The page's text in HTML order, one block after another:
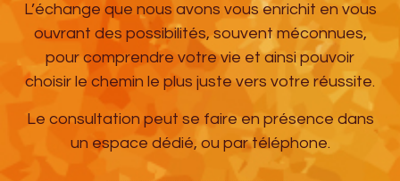
L’échange que nous avons vous enrichit en vous
ouvrant des possibilités, souvent méconnues,
pour comprendre votre vie et ainsi pouvoir
choisir le chemin le plus juste vers votre réussite.
Le consultation peut se faire en présence dans
un espace dédié, ou par téléphone.